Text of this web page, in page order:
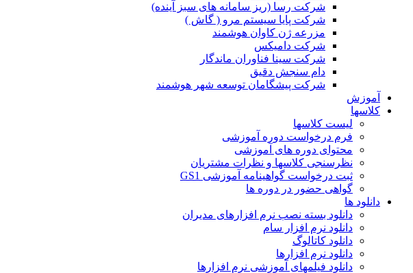
شرکت رسا (ریز سامانه های سبز آینده)
شرکت پایا سیستم مرو ( گاش )
مزرعه ژن کاوان هوشمند
شرکت دامیکس
شرکت سینا فناوران ماندگار
دام سنجش دقیق
شرکت پیشگامان توسعه شهر هوشمند
آموزش
کلاسها
لیست کلاسها
فرم درخواست دوره آموزشی
محتوای دوره های آموزشی
نظرسنجی کلاسها و نظرات مشتریان
ثبت درخواست گواهینامه آموزشی GS1
گواهی حضور در دوره ها
دانلود ها
دانلود بسته نصب نرم افزارهای مدیران
دانلود نرم افزار سام
دانلود کاتالوگ
دانلود نرم افزارها
دانلود فیلمهای آموزشی نرم افزارها